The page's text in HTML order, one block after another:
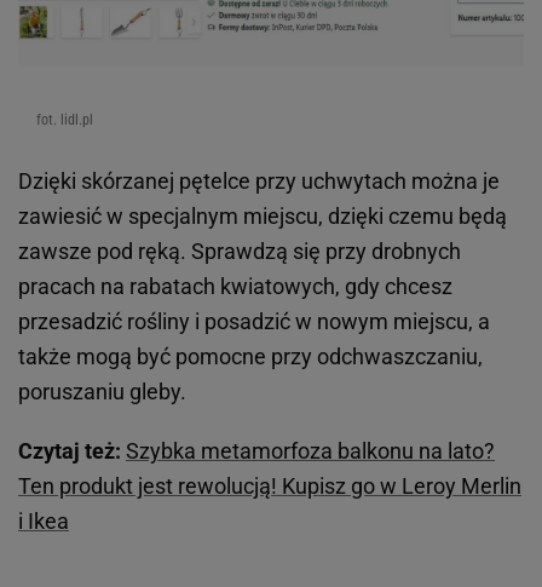
fot. lidl.pl
Dzięki skórzanej pętelce przy uchwytach można je
zawiesić w specjalnym miejscu, dzięki czemu będą
zawsze pod ręką. Sprawdzą się przy drobnych
pracach na rabatach kwiatowych, gdy chcesz
przesadzić rośliny i posadzić w nowym miejscu, a
także mogą być pomocne przy odchwaszczaniu,
poruszaniu gleby.
Czytaj też: Szybka metamorfoza balkonu na lato?
Ten produkt jest rewolucją! Kupisz go w Leroy Merlin
i Ikea